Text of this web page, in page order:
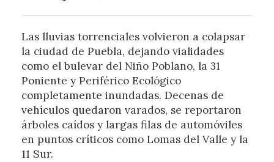
Las lluvias torrenciales volvieron a colapsar
la ciudad de Puebla, dejando vialidades
como el bulevar del Niño Poblano, la 31
Poniente y Periférico Ecológico
completamente inundadas. Decenas de
vehículos quedaron varados, se reportaron
árboles caídos y largas filas de automóviles
en puntos críticos como Lomas del Valle y la
11 Sur.